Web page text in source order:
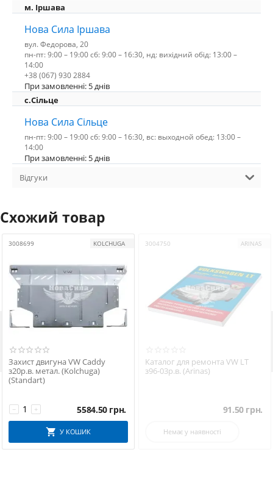
м. Іршава
Нова Сила Іршава
вул. Федорова, 20
пн-пт: 9:00 – 19:00 сб: 9:00 – 16:30, нд: вихідний обід: 13:00 –
14:00
+38 (067) 930 2884
При замовленні: 5 днів
с.Сільце
Нова Сила Сільце
пн-пт: 9:00 – 19:00 сб: 9:00 – 16:30, вс: выходной обед: 13:00 –
14:00
При замовленні: 5 днів
Відгуки
Схожий товар
3008699 KOLCHUGA
Захист двигуна VW Caddy
з20р.в. метал. (Kolchuga)
(Standart)
+
− 5584.50 грн.
У КОШИК
3004750 ARINAS
Каталог для ремонта VW LT
з96-03р.в. (Arinas)
91.50 грн.
Немає у наявності